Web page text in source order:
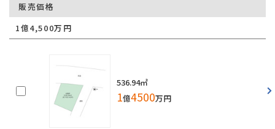
販売価格
1億4,500万円
536.94㎡
1億4500万円